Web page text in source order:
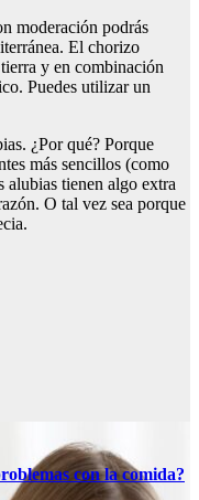
moderación podrás
El chorizo
y en combinación
Puedes utilizar un
¿Por qué? Porque
más sencillos (como
alubias tienen algo extra
O tal vez sea porque
con la comida?